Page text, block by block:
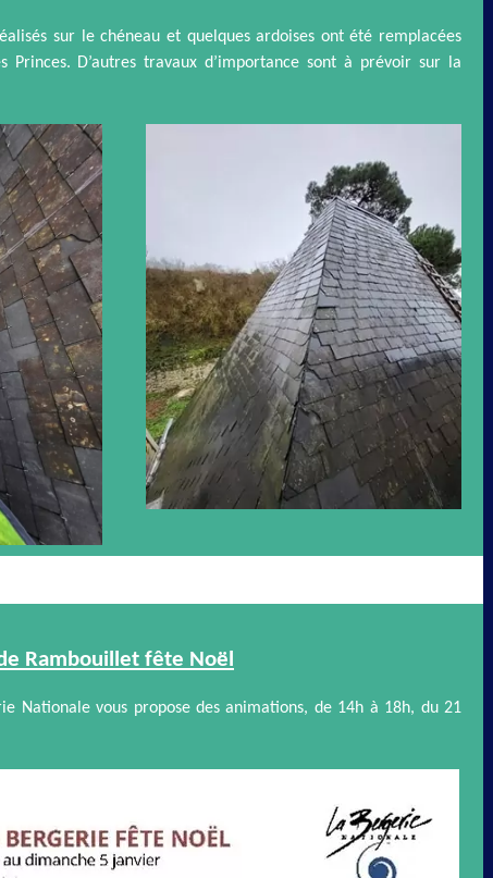
sur le chéneau et quelques ardoises ont été remplacées
D’autres travaux d’importance sont à prévoir sur la
Rambouillet fête Noël
Nationale vous propose des animations, de 14h à 18h, du 21